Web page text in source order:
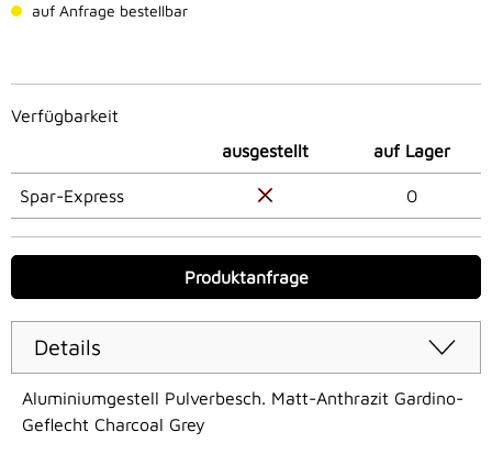
auf Anfrage bestellbar
Verfügbarkeit
ausgestellt
auf Lager
Spar-Express 0
Produktanfrage
Details
Aluminiumgestell Pulverbesch. Matt-Anthrazit Gardino-
Geflecht Charcoal Grey